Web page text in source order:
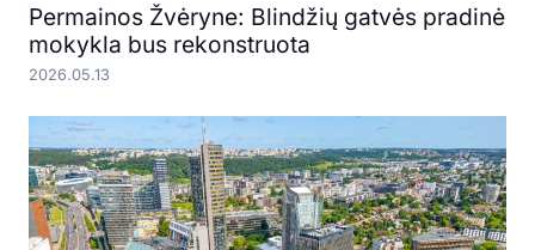
Permainos Žvėryne: Blindžių gatvės pradinė
mokykla bus rekonstruota
2026.05.13